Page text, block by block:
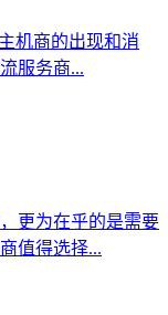
机商的出现和消
服务商...
更为在乎的是需要
值得选择...